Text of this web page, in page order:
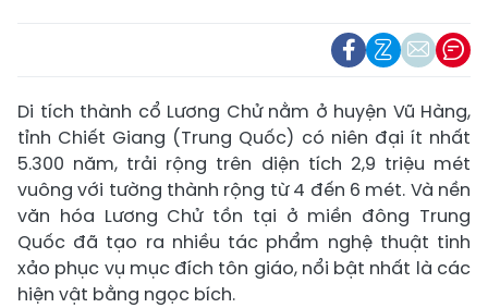
Di tích thành cổ Lương Chử nằm ở huyện Vũ Hàng,
tỉnh Chiết Giang (Trung Quốc) có niên đại ít nhất
5.300 năm, trải rộng trên diện tích 2,9 triệu mét
vuông với tường thành rộng từ 4 đến 6 mét. Và nền
văn hóa Lương Chử tồn tại ở miền đông Trung
Quốc đã tạo ra nhiều tác phẩm nghệ thuật tinh
xảo phục vụ mục đích tôn giáo, nổi bật nhất là các
hiện vật bằng ngọc bích.